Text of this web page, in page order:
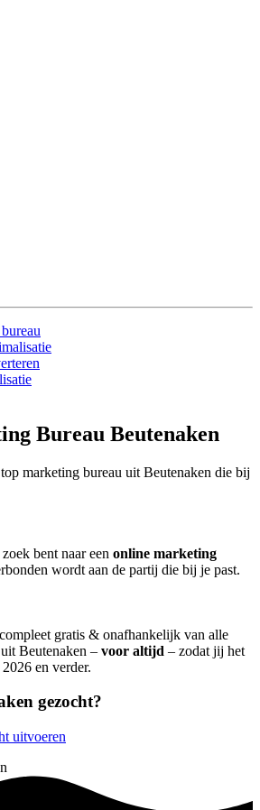
Bureau Beutenaken
marketing bureau uit Beutenaken die bij
bent naar een online marketing
wordt aan de partij die bij je past.
gratis & onafhankelijk van alle
Beutenaken – voor altijd – zodat jij het
en verder.
gezocht?
uitvoeren